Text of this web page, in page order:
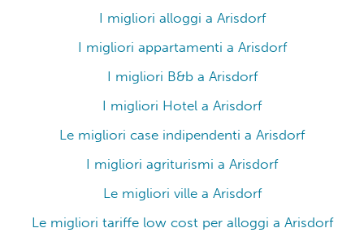
I migliori alloggi a Arisdorf
I migliori appartamenti a Arisdorf
I migliori B&b a Arisdorf
I migliori Hotel a Arisdorf
Le migliori case indipendenti a Arisdorf
I migliori agriturismi a Arisdorf
Le migliori ville a Arisdorf
Le migliori tariffe low cost per alloggi a Arisdorf